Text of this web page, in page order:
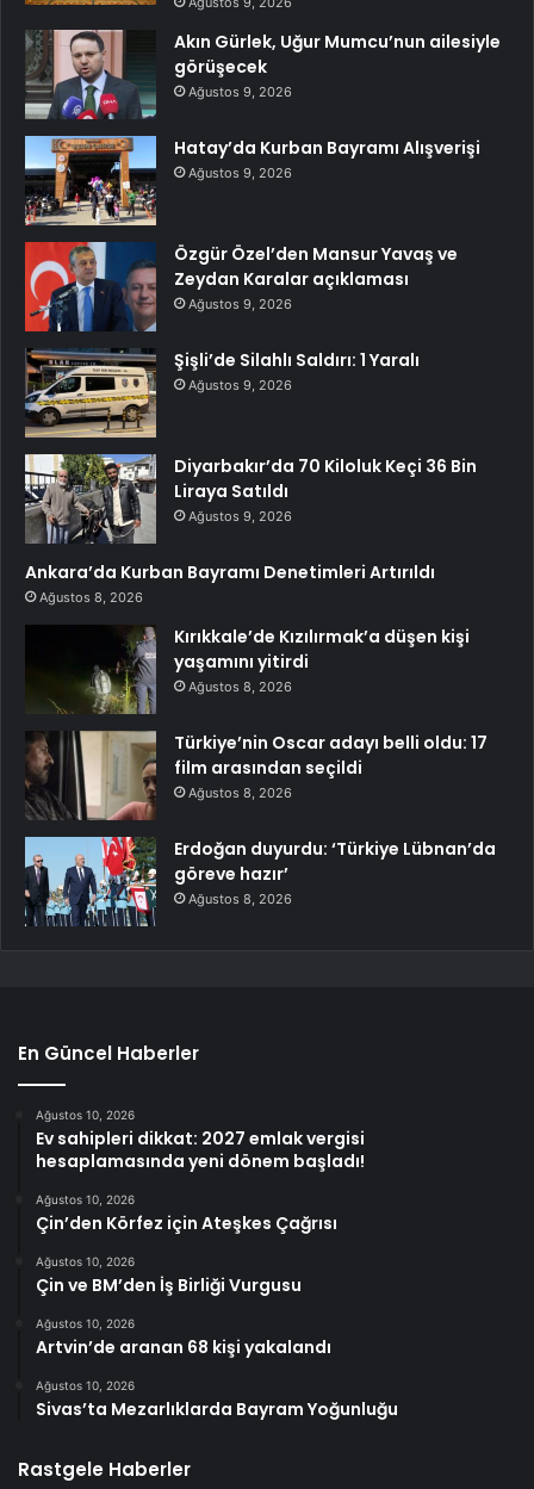
Akın Gürlek, Uğur Mumcu’nun ailesiyle
görüşecek
Ağustos 9, 2026
Hatay’da Kurban Bayramı Alışverişi
Ağustos 9, 2026
Özgür Özel’den Mansur Yavaş ve
Zeydan Karalar açıklaması
Ağustos 9, 2026
Şişli’de Silahlı Saldırı: 1 Yaralı
Ağustos 9, 2026
Diyarbakır’da 70 Kiloluk Keçi 36 Bin
Liraya Satıldı
Ağustos 9, 2026
Ankara’da Kurban Bayramı Denetimleri Artırıldı
Ağustos 8, 2026
Kırıkkale’de Kızılırmak’a düşen kişi
yaşamını yitirdi
Ağustos 8, 2026
Türkiye’nin Oscar adayı belli oldu: 17
film arasından seçildi
Ağustos 8, 2026
Erdoğan duyurdu: ‘Türkiye Lübnan’da
göreve hazır’
Ağustos 8, 2026
En Güncel Haberler
Ağustos 10, 2026
Ev sahipleri dikkat: 2027 emlak vergisi
hesaplamasında yeni dönem başladı!
Ağustos 10, 2026
Çin’den Körfez için Ateşkes Çağrısı
Ağustos 10, 2026
Çin ve BM’den İş Birliği Vurgusu
Ağustos 10, 2026
Artvin’de aranan 68 kişi yakalandı
Ağustos 10, 2026
Sivas’ta Mezarlıklarda Bayram Yoğunluğu
Rastgele Haberler